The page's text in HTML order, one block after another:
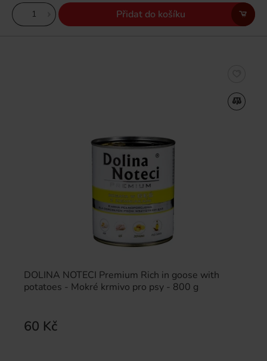
Přidat do košíku
DOLINA NOTECI Premium Rich in goose with
potatoes - Mokré krmivo pro psy - 800 g
60 Kč